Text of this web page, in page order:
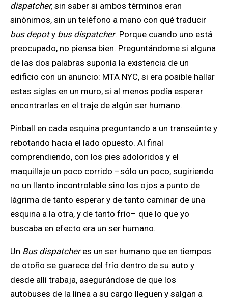
dispatcher, sin saber si ambos términos eran
sinónimos, sin un teléfono a mano con qué traducir
bus depoty bus dispatcher. Porque cuando uno está
preocupado, no piensa bien. Preguntándome si alguna
de las dos palabras suponía la existencia de un
edificio con un anuncio: MTA NYC, si era posible hallar
estas siglas en un muro, si al menos podía esperar
encontrarlas en el traje de algún ser humano.
Pinball en cada esquina preguntando a un transeúnte y
rebotando hacia el lado opuesto. Al final
comprendiendo, con los pies adoloridos y el
maquillaje un poco corrido –sólo un poco, sugiriendo
no un llanto incontrolable sino los ojos a punto de
lágrima de tanto esperar y de tanto caminar de una
esquina a la otra, y de tanto frío– que lo que yo
buscaba en efecto era un ser humano.
Un Bus dispatcheres un ser humano que en tiempos
de otoño se guarece del frío dentro de su auto y
desde allí trabaja, asegurándose de que los
autobuses de la línea a su cargo lleguen y salgan a